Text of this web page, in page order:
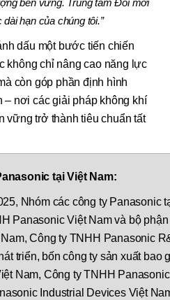
bền vững. Trung tâm Đổi mới
hạn của chúng tôi.”
dấu một bước tiến chiến
không chỉ nâng cao năng lực
còn góp phần định hình
nơi các giải pháp không khí
vững trở thành tiêu chuẩn tất
tại Việt Nam:
Nhóm các công ty Panasonic
Panasonic Việt Nam và bộ
Công ty TNHH Panasonic
triển, bốn công ty sản xuất bao
Nam, Công ty TNHH
Industrial Devices Việt